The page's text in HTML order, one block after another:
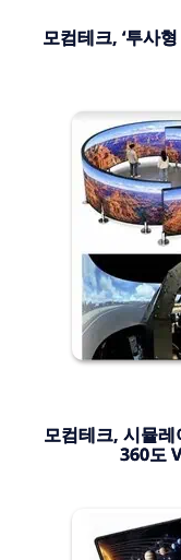
모컴테크, ‘투사
모컴테크, 시뮬
360도